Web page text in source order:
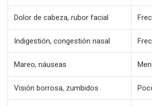
Dolor de cabeza, rubor facial
Indigestión, congestión nasal
Mareo, náuseas
Visión borrosa, zumbidos